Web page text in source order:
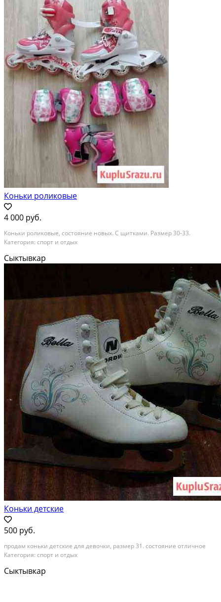
Коньки роликовые
4 000 руб.
Коньки роликовые, состояние новых. С щитками. Размер 30-33.
Категория: спорт и отдых
Сыктывкар
Коньки детские
500 руб.
продам коньки детские для девочки, размер 31. состояние отличное
Категория: спорт и отдых
Сыктывкар